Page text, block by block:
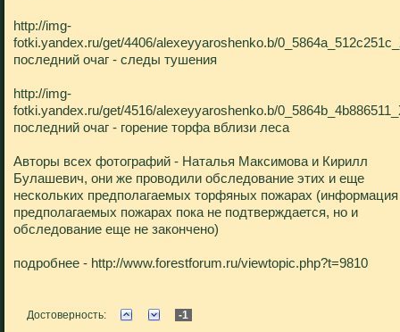
http://img-
fotki.yandex.ru/get/4406/alexeyyaroshenko.b/
последний очаг - следы тушения
http://img-
fotki.yandex.ru/get/4516/alexeyyaroshenko.b/
последний очаг - горение торфа вблизи леса
Авторы всех фотографий - Наталья Максимова и Кирилл
Булашевич, они же проводили обследование этих и еще
нескольких предполагаемых торфяных пожарах
предполагаемых пожарах пока не подтверждается, но и
обследование еще не закончено)
подробнее - http://www.forestforum.ru/viewtopic.php?t=9810
Достоверность: -1